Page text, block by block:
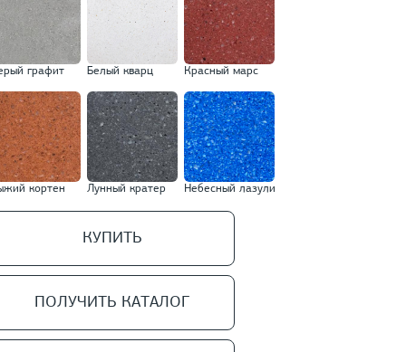
графит Белый кварц Красный марс
кортен Лунный кратер Небесный лазули
КУПИТЬ
ПОЛУЧИТЬ КАТАЛОГ